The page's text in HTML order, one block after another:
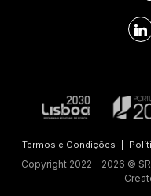
Termos e Condições
Copyright 2022 - 2026 ©